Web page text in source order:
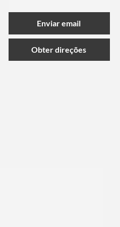
Enviar email
Obter direções